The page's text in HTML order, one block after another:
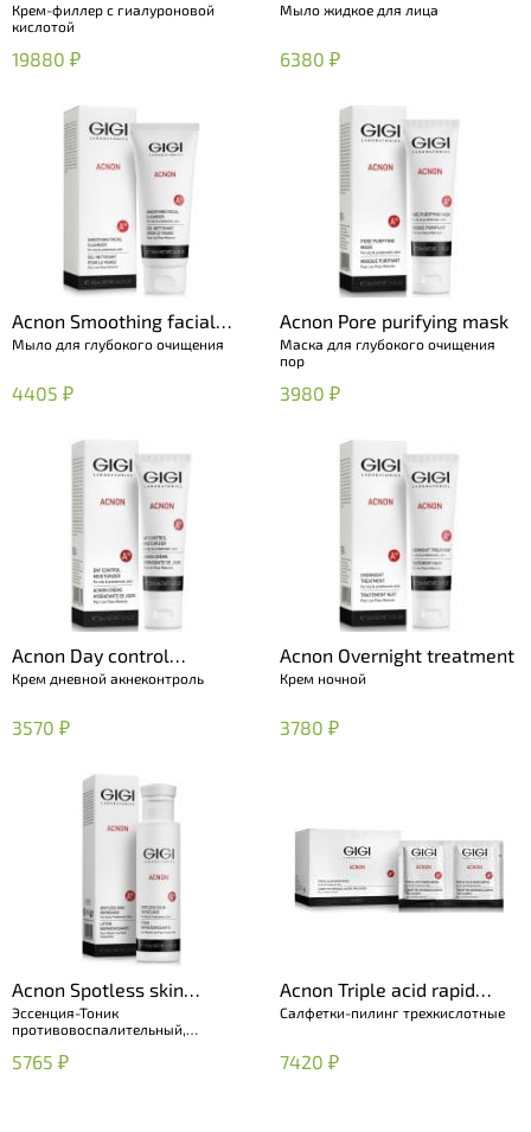
Крем-филлер с гиалуроновой
кислотой
19880 ₽
soap
Мыло жидкое для лица
6380 ₽
Acnon Smoothing facial
cleanser
Мыло для глубокого очищения
4405 ₽
Acnon Pore purifying mask
Маска для глубокого очищения
пор
3980 ₽
Acnon Day control
moisturizer
Крем дневной акнеконтроль
3570 ₽
Acnon Overnight treatment
Крем ночной
3780 ₽
Acnon Spotless skin
refresher
Эссенция-Тоник
противовоспалительный,
5765 ₽
Acnon Triple acid rapid
wipes
Салфетки-пилинг трехкислотные
7420 ₽